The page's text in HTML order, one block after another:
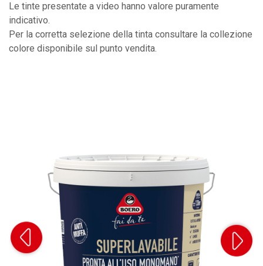
Le tinte presentate a video hanno valore puramente
indicativo.
Per la corretta selezione della tinta consultare la collezione
colore disponibile sul punto vendita.